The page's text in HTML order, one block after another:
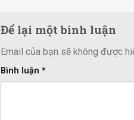
Để lại một bình luận
Email của bạn sẽ không được
Bình luận *